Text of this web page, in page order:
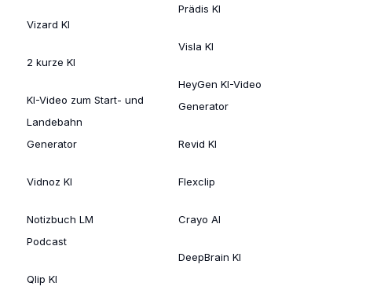
Vizard KI
2 kurze KI
KI-Video zum Start- und
Landebahn
Generator
Vidnoz KI
Notizbuch LM
Podcast
Qlip KI
Prädis KI
Visla KI
HeyGen KI-Video
Generator
Revid KI
Flexclip
Crayo AI
DeepBrain KI